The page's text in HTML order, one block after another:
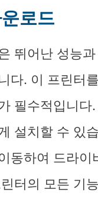
로드
뛰어난 성능
다. 이 프린터
필수적입니
설치할 수 있
동하여 드라
터의 모든 기